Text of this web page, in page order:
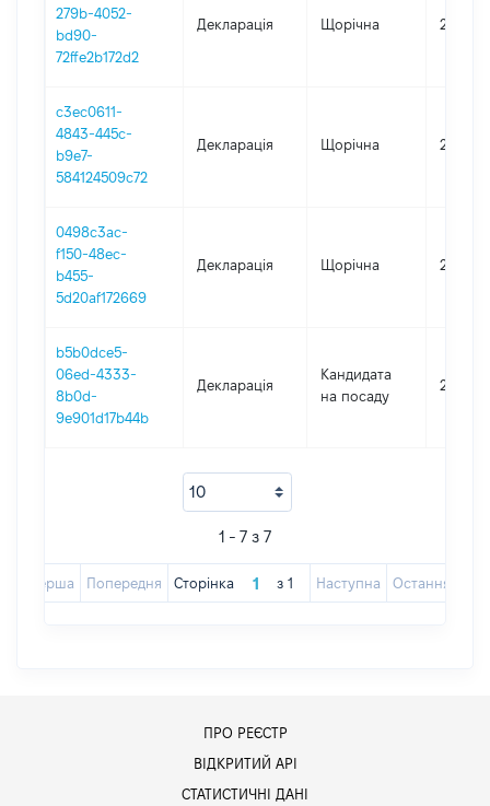
279b-4052-
bd90-
72ffe2b172d2
Декларація Щорічна 2022
c3ec0611-
4843-445c-
b9e7-
584124509c72
Декларація Щорічна 2021
0498c3ac-
f150-48ec-
b455-
5d20af172669
Декларація Щорічна 2020
b5b0dce5-
06ed-4333-
8b0d-
9e901d17b44b
Декларація
Кандидата
на посаду
2019
1 - 7 з 7
Перша Попередня Сторінка з 1 Наступна Остання
ПРО РЕЄСТР
ВІДКРИТИЙ АРІ
СТАТИСТИЧНІ ДАНІ